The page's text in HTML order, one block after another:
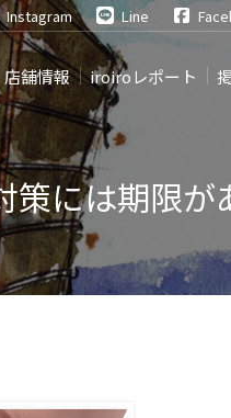
Instagram Line
店舗情報 iroiroレポート
には期限が